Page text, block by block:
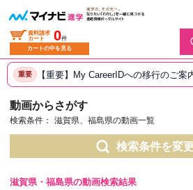
資料請求
カート
0件
カートの中を見る
重要 【重要】My CareerIDへの移行のご案
動画からさがす
検索条件： 滋賀県、福島県の動画一覧
検索条件を変
滋賀県・福島県の動画検索結果